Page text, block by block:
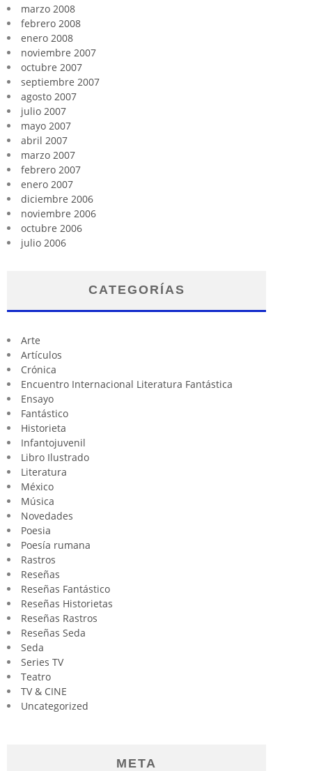
marzo 2008
febrero 2008
enero 2008
noviembre 2007
octubre 2007
septiembre 2007
agosto 2007
julio 2007
mayo 2007
abril 2007
marzo 2007
febrero 2007
enero 2007
diciembre 2006
noviembre 2006
octubre 2006
julio 2006
CATEGORÍAS
Arte
Artículos
Crónica
Encuentro Internacional Literatura Fantástica
Ensayo
Fantástico
Historieta
Infantojuvenil
Libro Ilustrado
Literatura
México
Música
Novedades
Poesia
Poesía rumana
Rastros
Reseñas
Reseñas Fantástico
Reseñas Historietas
Reseñas Rastros
Reseñas Seda
Seda
Series TV
Teatro
TV & CINE
Uncategorized
META